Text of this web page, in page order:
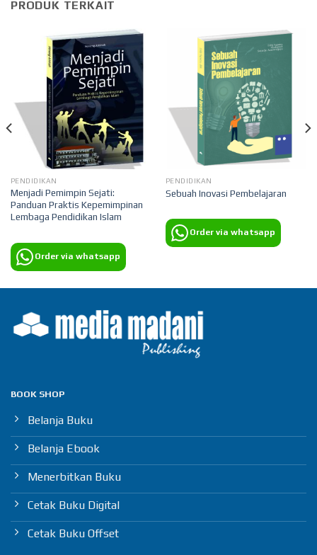
PRODUK TERKAIT
PENDIDIKAN
Menjadi Pemimpin Sejati:
Panduan Praktis Kepemimpinan
Lembaga Pendidikan Islam
Order via whatsapp
PENDIDIKAN
Sebuah Inovasi Pembelajaran
Order via whatsapp
BOOK SHOP
Belanja Buku
Belanja Ebook
Menerbitkan Buku
Cetak Buku Digital
Cetak Buku Offset